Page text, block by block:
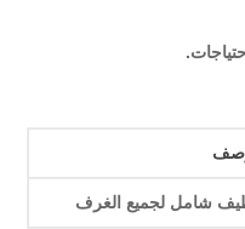
شامل لجميع الغرف